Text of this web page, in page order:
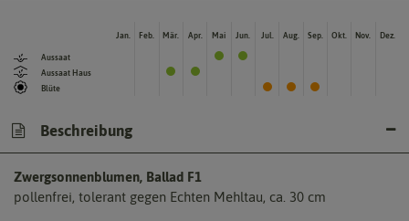
Aussaat
Aussaat Haus
Blüte
Jan. Feb. Mär. Apr. Mai Jun. Jul. Aug. Sep. Okt. Nov. Dez.
Beschreibung
Zwergsonnenblumen, Ballad F1
pollenfrei, tolerant gegen Echten Mehltau, ca. 30 cm